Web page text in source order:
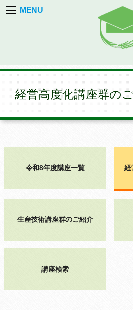
MENU
経営高度化講座群の
令和8年度講座一覧 経
生産技術講座群のご紹介
講座検索